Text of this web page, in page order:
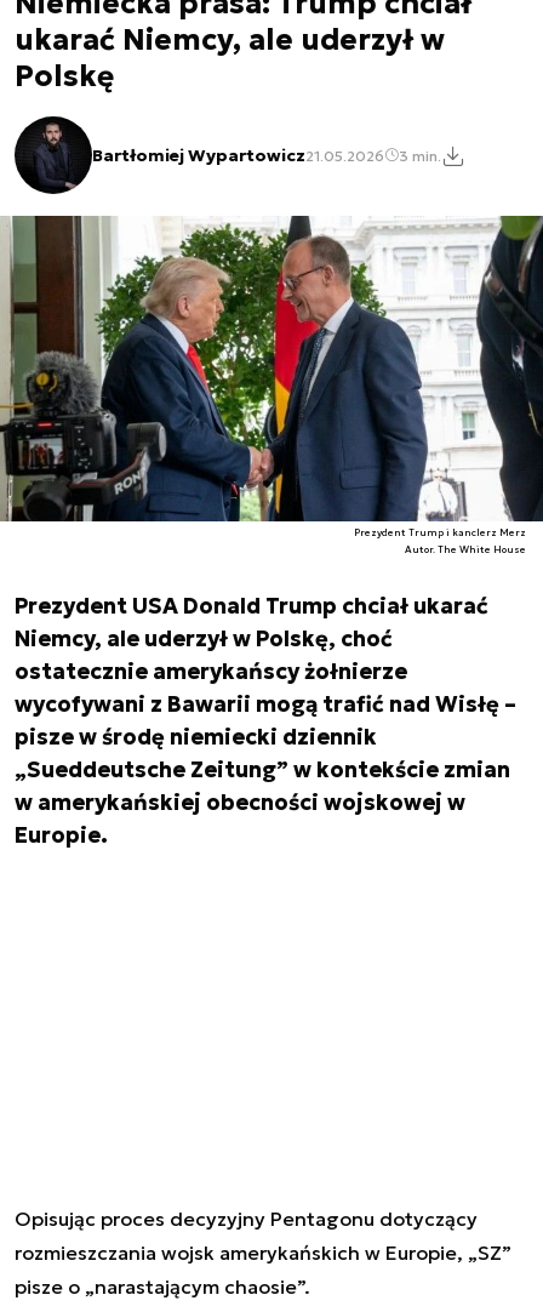
ukarać Niemcy, ale uderzył w
Polskę
Bartłomiej Wypartowicz21.05.2026 3 min.
Prezydent Trump i kanclerz Merz
Autor. The White House
Prezydent USA Donald Trump chciał ukarać
Niemcy, ale uderzył w Polskę, choć
ostatecznie amerykańscy żołnierze
wycofywani z Bawarii mogą trafić nad Wisłę –
pisze w środę niemiecki dziennik
„Sueddeutsche Zeitung” w kontekście zmian
w amerykańskiej obecności wojskowej w
Europie.
Opisując proces decyzyjny Pentagonu dotyczący
rozmieszczania wojsk amerykańskich w Europie, „SZ”
pisze o „narastającym chaosie”.